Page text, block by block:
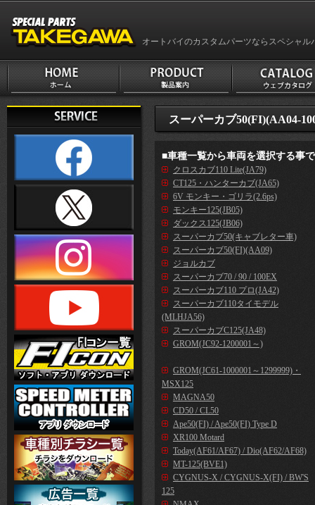
オートバイのカスタムパーツならスペシャル
スーパーカブ50(FI)(AA04-
■車種一覧から車両を選択する事
クロスカブ110 Lite(JA79)
CT125・ハンターカブ(JA65)
6V モンキー・ゴリラ(2.6ps)
モンキー125(JB05)
ダックス125(JB06)
スーパーカブ50(キャブレター車)
スーパーカブ50(FI)(AA09)
ジョルカブ
スーパーカブ70 / 90 / 100EX
スーパーカブ110 プロ(JA42)
スーパーカブ110タイモデル
(MLHJA56)
スーパーカブC125(JA48)
GROM(JC92-1200001～)
GROM(JC61-1000001～1299999)・
MSX125
MAGNA50
CD50 / CL50
Ape50(FI) / Ape50(FI) Type D
XR100 Motard
Today(AF61/AF67) / Dio(AF62/AF68)
MT-125(BVE1)
CYGNUS-X / CYGNUS-X(FI) / BW'S
125